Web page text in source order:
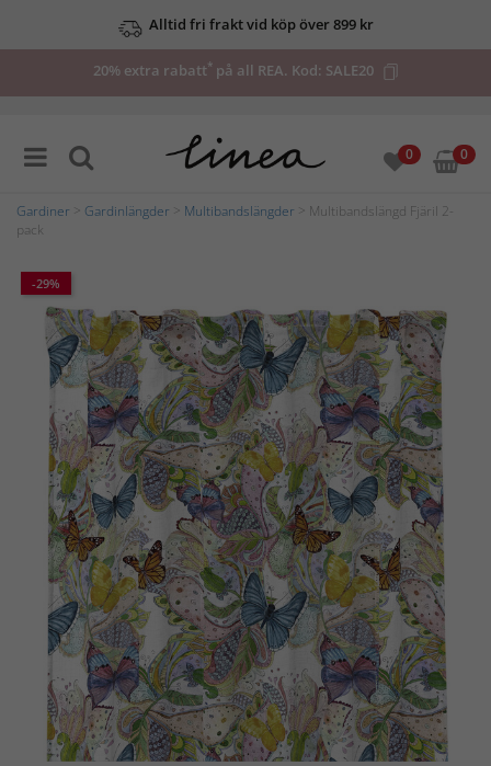
Alltid fri frakt vid köp över 899 kr
20% extra rabatt*på all REA. Kod: SALE20
0 0
Gardiner Gardinlängder Multibandslängder > Multibandslängd Fjäril 2-
pack
-29%